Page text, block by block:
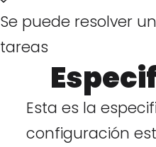
Se puede resolver
tareas
Esta es la
configuración